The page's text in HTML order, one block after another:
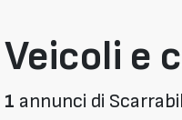
Veicoli e
1 annunci di